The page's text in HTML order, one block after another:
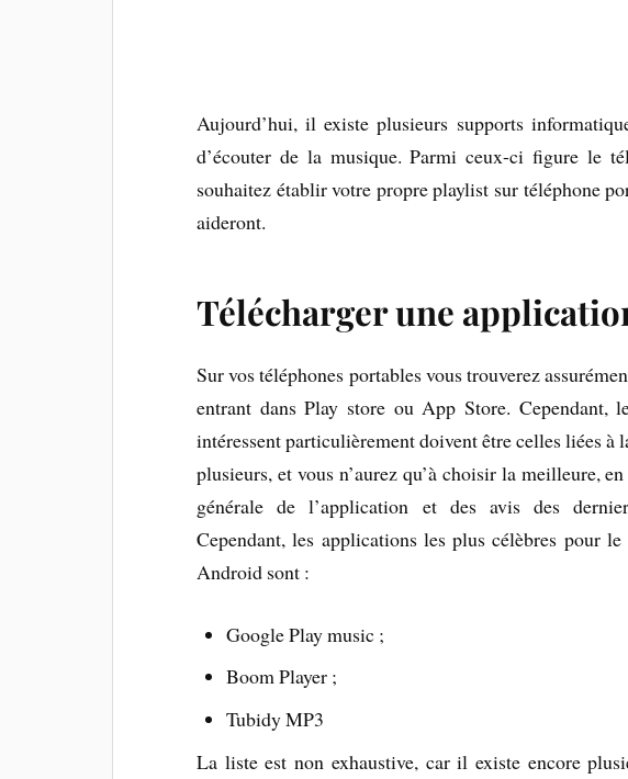
Aujourd’hui, il existe plusieurs supports
d’écouter de la musique. Parmi ceux-ci figure le
souhaitez établir votre propre playlist sur téléphone
aideront.
Télécharger une
Sur vos téléphones portables vous trouverez
entrant dans Play store ou App Store. Cependant,
intéressent particulièrement doivent être celles liées à
plusieurs, et vous n’aurez qu’à choisir la meilleure,
générale de l’application et des avis des
Cependant, les applications les plus célèbres pour
Android sont :
Google Play music ;
Boom Player ;
Tubidy MP3
La liste est non exhaustive, car il existe encore